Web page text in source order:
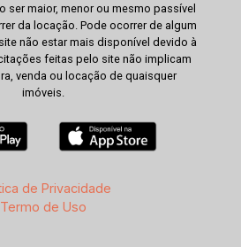
ser maior, menor ou mesmo passível
da locação. Pode ocorrer de algum
não estar mais disponível devido à
feitas pelo site não implicam
venda ou locação de quaisquer
imóveis.
de Privacidade
Termo de Uso